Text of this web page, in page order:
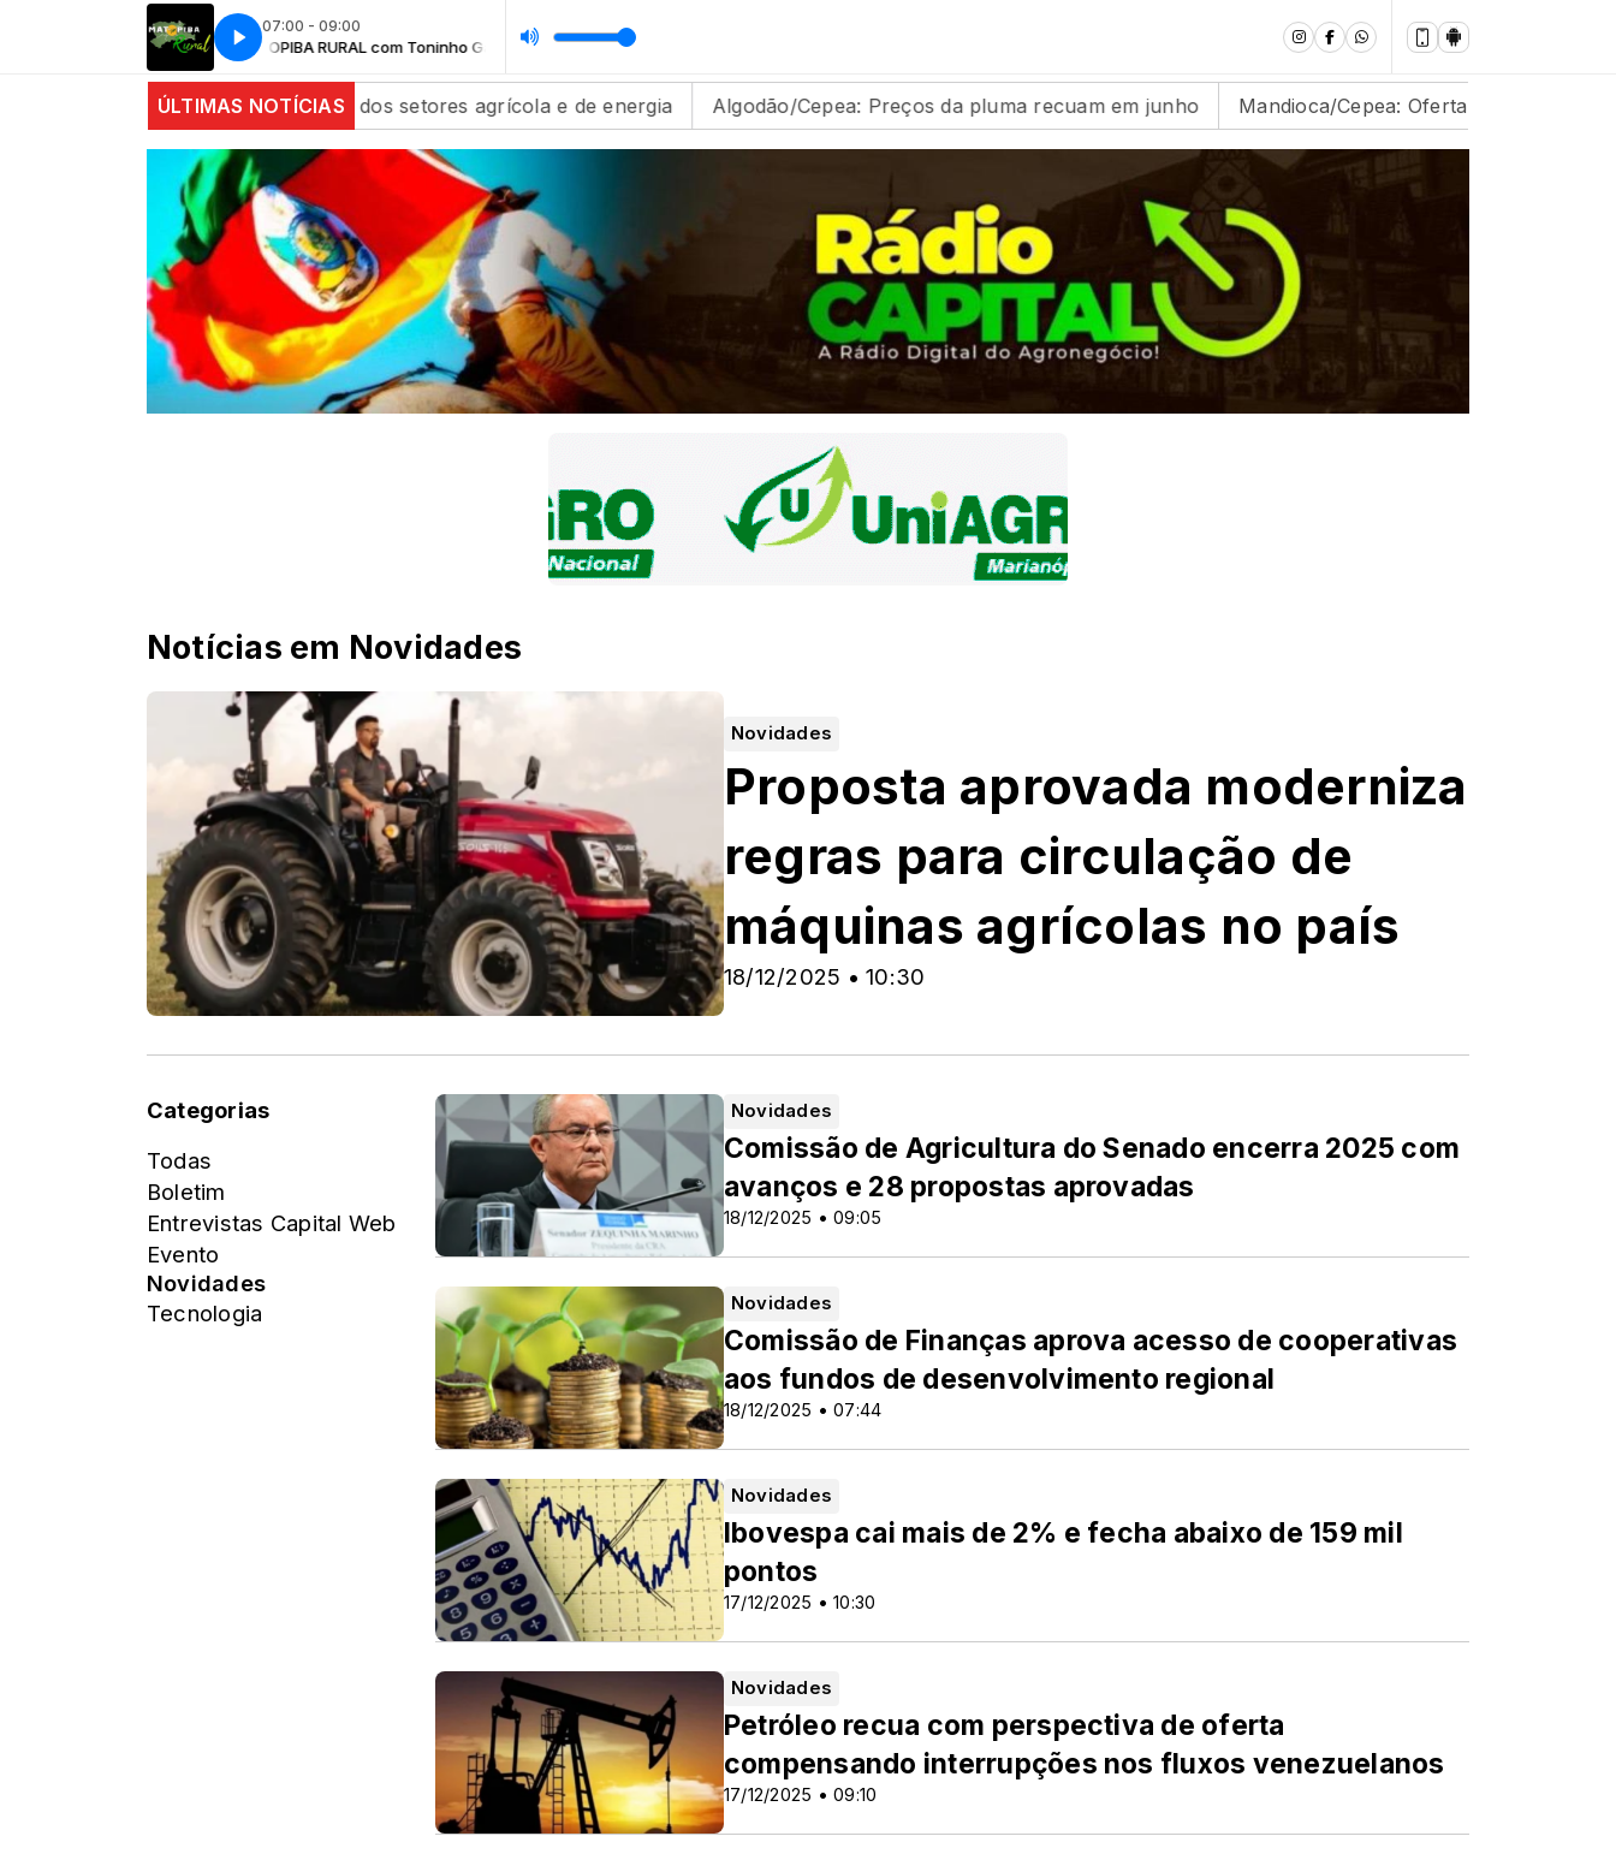
07:00 - 09:00
MATOPIBA RURAL com Toninho Gaúcho MATOPIBA RURAL com Toninho Gaúcho
ÚLTIMAS NOTÍCIAS
estáveis com alta dos setores agrícola e de energia Algodão/Cepea: Preços da pluma recuam em junho Mandioca/Cepea: Oferta segue abaixo das expectativas
Notícias em Novidades
Novidades
18/12/2025 • 10:30
Proposta aprovada moderniza
regras para circulação de
máquinas agrícolas no país
Categorias
Todas
Boletim
Entrevistas Capital Web
Evento
Novidades
Tecnologia
Novidades
18/12/2025 • 09:05
Comissão de Agricultura do Senado encerra 2025 com
avanços e 28 propostas aprovadas
Novidades
18/12/2025 • 07:44
Comissão de Finanças aprova acesso de cooperativas
aos fundos de desenvolvimento regional
Novidades
17/12/2025 • 10:30
Ibovespa cai mais de 2% e fecha abaixo de 159 mil
pontos
Novidades
17/12/2025 • 09:10
Petróleo recua com perspectiva de oferta
compensando interrupções nos fluxos venezuelanos